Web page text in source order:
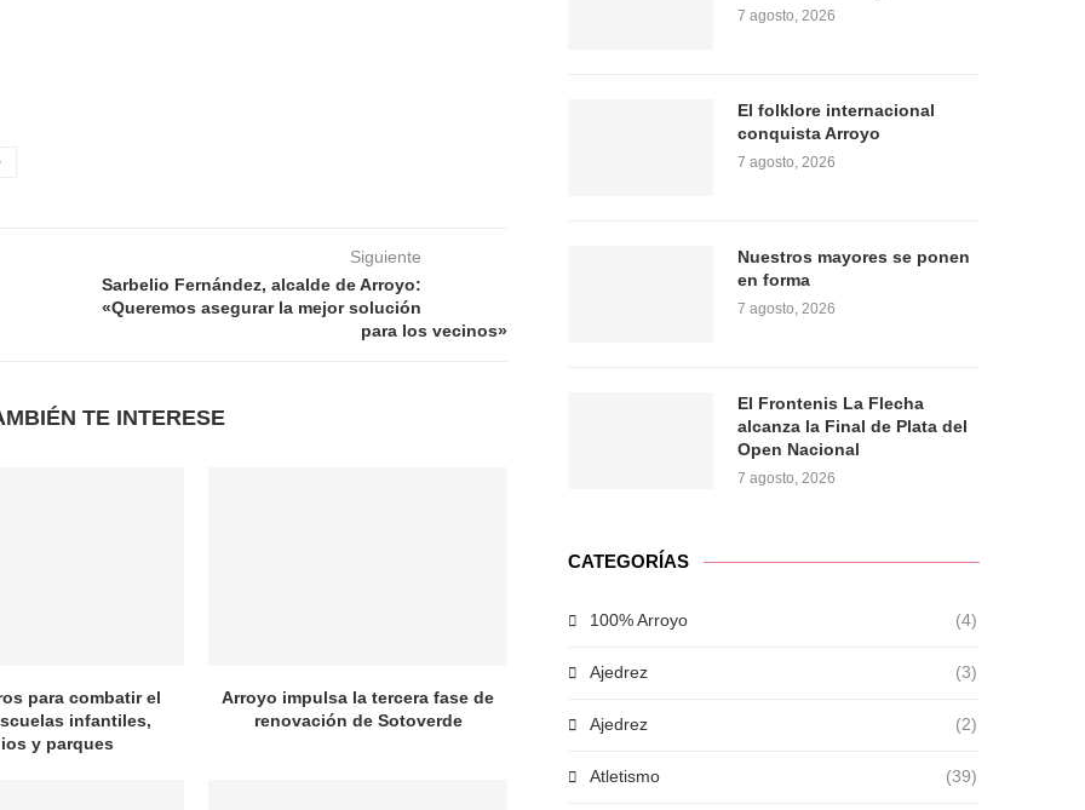
Siguiente
Sarbelio Fernández, alcalde de Arroyo:
«Queremos asegurar la mejor solución
para los vecinos»
TE INTERESE
para combatir el
infantiles,
y parques
Arroyo impulsa la tercera fase de
renovación de Sotoverde
7 agosto, 2026
El folklore internacional
conquista Arroyo
7 agosto, 2026
Nuestros mayores se ponen
en forma
7 agosto, 2026
El Frontenis La Flecha
alcanza la Final de Plata del
Open Nacional
7 agosto, 2026
CATEGORÍAS
100% Arroyo (4)
Ajedrez (3)
Ajedrez (2)
Atletismo (39)